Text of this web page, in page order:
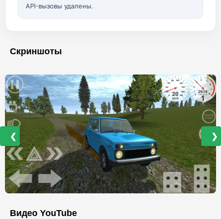
API-вызовы удалены.
Скриншоты
❮ ❯
Видео YouTube